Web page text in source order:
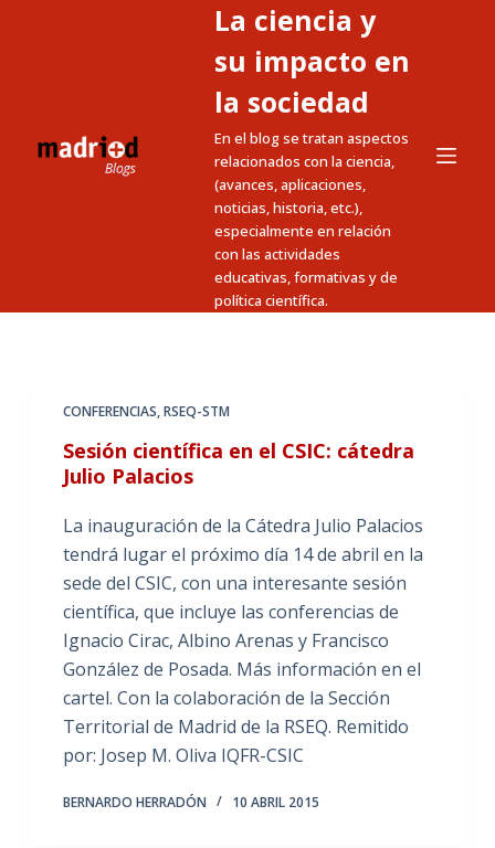
n
La ciencia y
su impacto en
la sociedad
En el blog se tratan aspectos
relacionados con la ciencia,
(avances, aplicaciones,
noticias, historia, etc.),
especialmente en relación
con las actividades
educativas, formativas y de
política científica.
CONFERENCIAS,RSEQ-STM
Sesión científica en el CSIC: cátedra
Julio Palacios
La inauguración de la Cátedra Julio Palacios
tendrá lugar el próximo día 14 de abril en la
sede del CSIC, con una interesante sesión
científica, que incluye las conferencias de
Ignacio Cirac, Albino Arenas y Francisco
González de Posada. Más información en el
cartel. Con la colaboración de la Sección
Territorial de Madrid de la RSEQ. Remitido
por: Josep M. Oliva IQFR-CSIC
BERNARDO HERRADÓN 10 ABRIL 2015